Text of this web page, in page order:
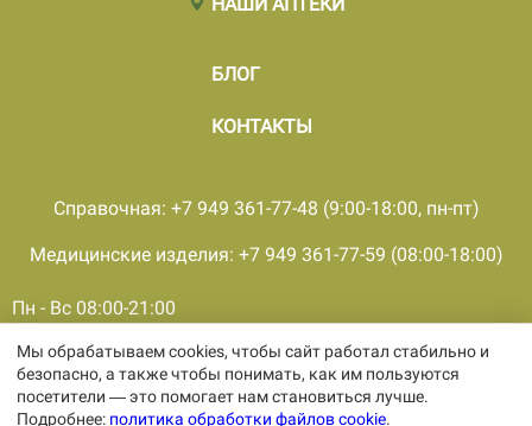
БЛОГ
КОНТАКТЫ
Пн - Вс 08:00-21:00
Справочная: +7 949 361-77-48 (9:00-18:00, пн-пт)
Медицинские изделия: +7 949 361-77-59 (08:00-18:00)
© 2001 - 2026, все права защищены, ООО «ПКМФ «Ольвия-
Мединвест», ИНН 9308009362 КПП 930301001
Политика конфиденциальности
Мы обрабатываем cookies, чтобы сайт работал стабильно и
безопасно, а также чтобы понимать, как им пользуются
посетители — это помогает нам становиться лучше.
Подробнее: политика обработки файлов cookie.